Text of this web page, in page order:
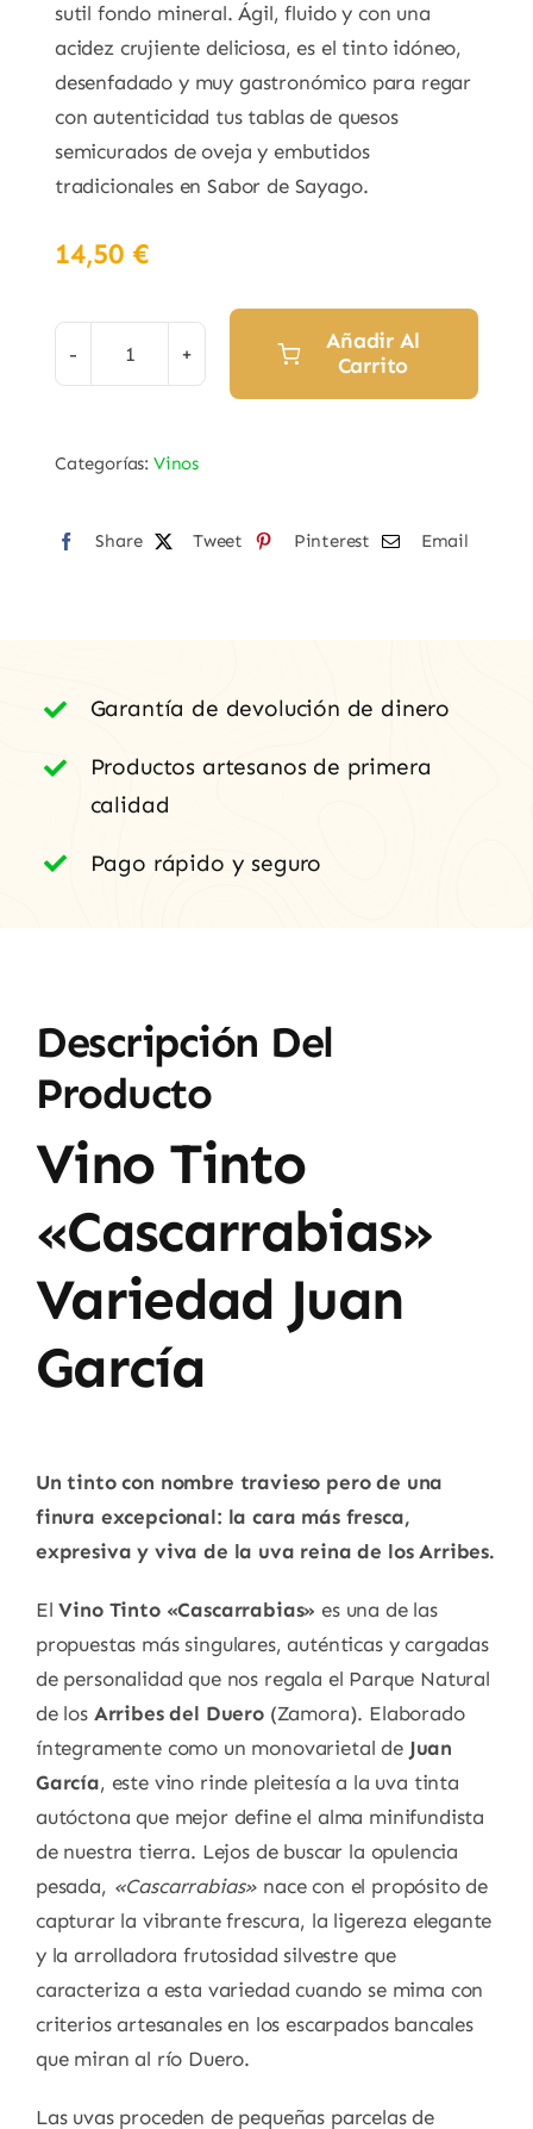
sutil fondo mineral. Ágil, fluido y con una
acidez crujiente deliciosa, es el tinto idóneo,
desenfadado y muy gastronómico para regar
con autenticidad tus tablas de quesos
semicurados de oveja y embutidos
tradicionales en Sabor de Sayago.
14,50 €
Vino
Variedad
García
Añadir Al
Carrito
Categorías: Vinos
Share Tweet Pinterest Email
Garantía de devolución de dinero
Productos artesanos de primera
calidad
Pago rápido y seguro
Descripción Del
Producto
Vino Tinto
«Cascarrabias»
Variedad Juan
García
Un tinto con nombre travieso pero de una
finura excepcional: la cara más fresca,
expresiva y viva de la uva reina de los Arribes.
ElVino Tinto «Cascarrabias» es una de las
propuestas más singulares, auténticas y cargadas
de personalidad que nos regala el Parque Natural
de los Arribes del Duero(Zamora). Elaborado
íntegramente como un monovarietal de Juan
García, este vino rinde pleitesía a la uva tinta
autóctona que mejor define el alma minifundista
de nuestra tierra. Lejos de buscar la opulencia
pesada, «Cascarrabias» nace con el propósito de
capturar la vibrante frescura, la ligereza elegante
y la arrolladora frutosidad silvestre que
caracteriza a esta variedad cuando se mima con
criterios artesanales en los escarpados bancales
que miran al río Duero.
Las uvas proceden de pequeñas parcelas de